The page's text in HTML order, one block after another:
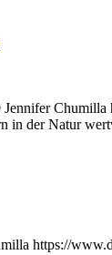
Jennifer Chumilla
in der Natur
https://